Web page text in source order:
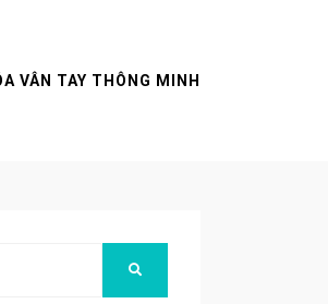
VÂN TAY THÔNG MINH